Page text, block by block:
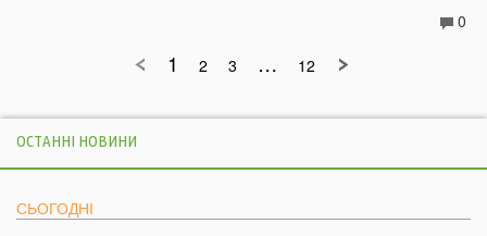
0
1 2 3 … 12
ОСТАННІ НОВИНИ
СЬОГОДНІ